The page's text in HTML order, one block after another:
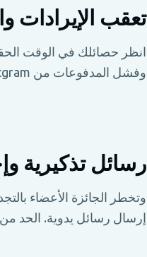
تعقب الإيرادات
انظر حصائلك في الوقت
وفشل المدفوعات من Metricgram لوحة التحكم تقارير التصدير للمحاسبة أو تخطيط الأعمال.
رسائل تذكيرية
وتخطر الجائزة الأعضاء
إرسال رسائل يدوية. الحد من